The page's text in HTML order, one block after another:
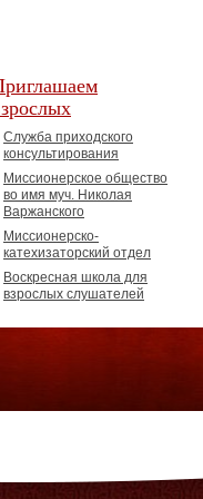
Служба приходского
консультирования
Миссионерское общество
во имя муч. Николая
Варжанского
Миссионерско-
катехизаторский отдел
Воскресная школа для
взрослых слушателей